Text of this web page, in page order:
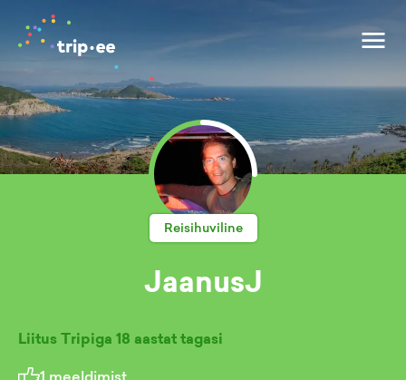
Reisihuviline
JaanusJ
Liitus Tripiga 18 aastat tagasi